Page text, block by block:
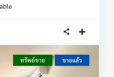
ทรัพย์ขาย ขายแล้ว